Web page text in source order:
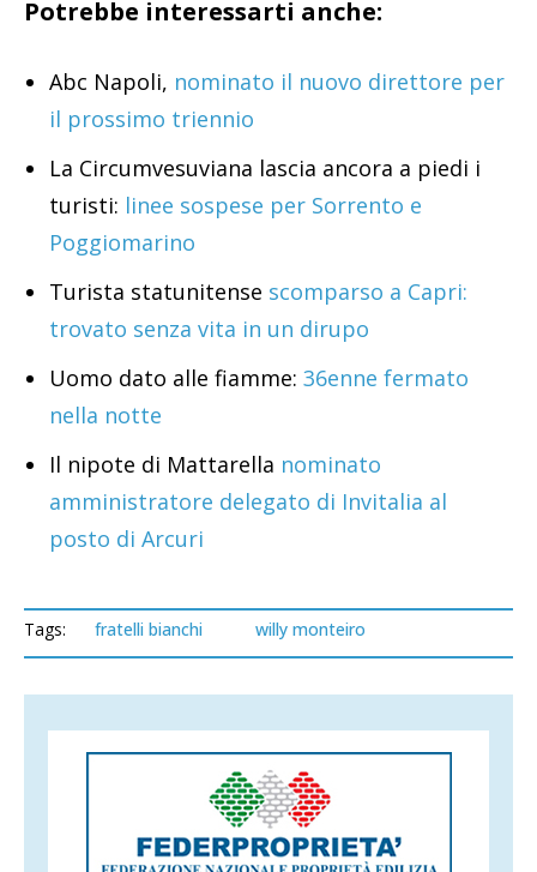
Potrebbe interessarti anche:
Abc Napoli, nominato il nuovo direttore per
il prossimo triennio
La Circumvesuviana lascia ancora a piedi i
turisti: linee sospese per Sorrento e
Poggiomarino
Turista statunitense scomparso a Capri:
trovato senza vita in un dirupo
Uomo dato alle fiamme: 36enne fermato
nella notte
Il nipote di Mattarella nominato
amministratore delegato di Invitalia al
posto di Arcuri
Tags: fratelli bianchi willy monteiro